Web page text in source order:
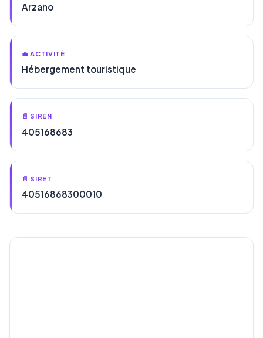
Arzano
💼 ACTIVITÉ
Hébergement touristique
📄 SIREN
405168683
📄 SIRET
40516868300010